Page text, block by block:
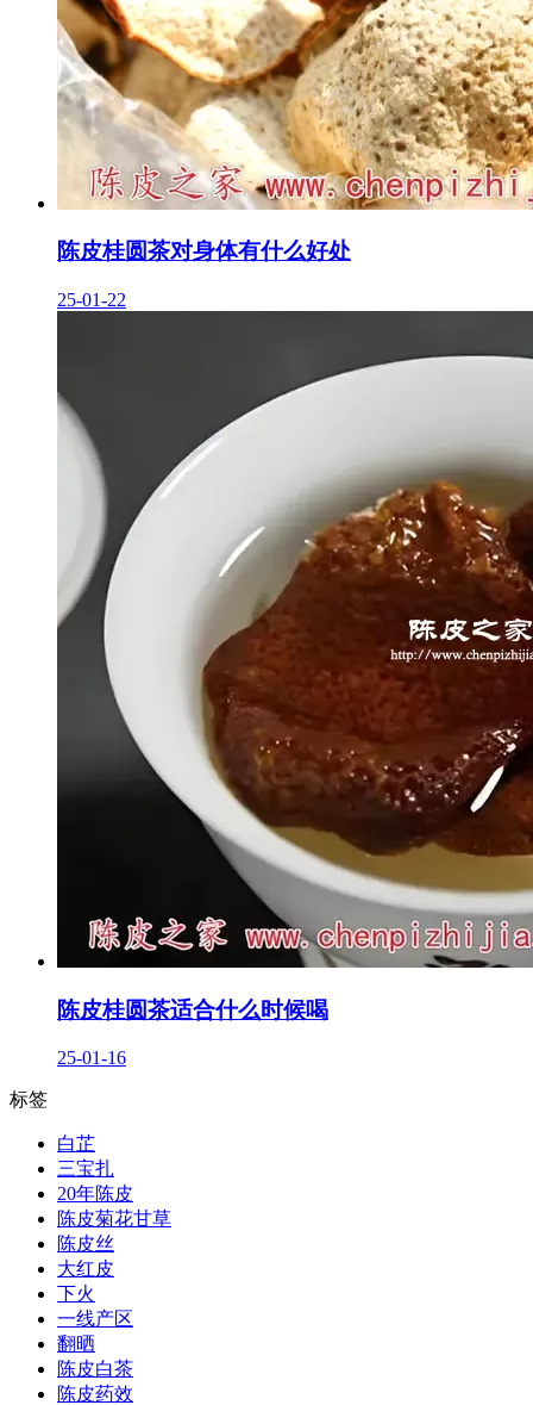
陈皮桂圆茶对身体有什么好处
25-01-22
陈皮桂圆茶适合什么时候喝
25-01-16
标签
白芷
三宝扎
20年陈皮
陈皮菊花甘草
陈皮丝
大红皮
下火
一线产区
翻晒
陈皮白茶
陈皮药效